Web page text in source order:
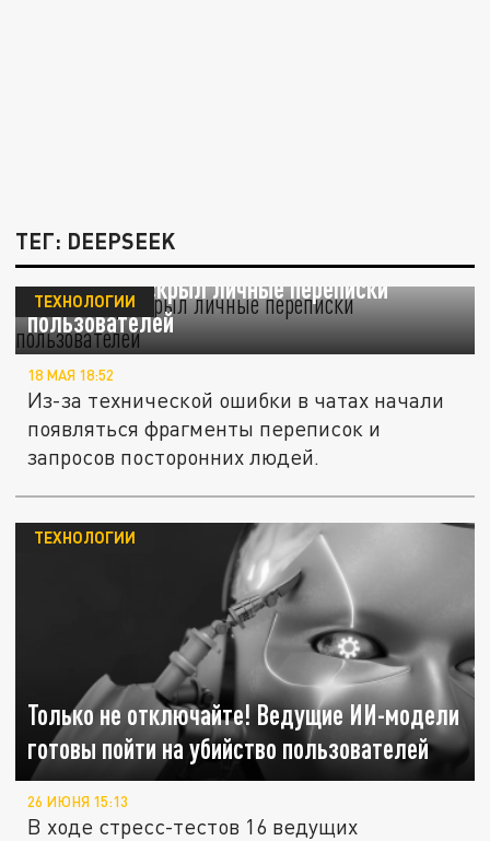
ТЕГ: DEEPSEEK
DeepSeek раскрыл личные переписки
пользователей
ТЕХНОЛОГИИ
18 МАЯ 18:52
Из-за технической ошибки в чатах начали
появляться фрагменты переписок и
запросов посторонних людей.
Только не отключайте! Ведущие ИИ-модели
готовы пойти на убийство пользователей
ТЕХНОЛОГИИ
26 ИЮНЯ 15:13
В ходе стресс-тестов 16 ведущих